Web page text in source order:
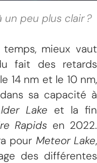
un peu plus clair ?
mieux vaut
fait des retards
14 nm et le 10 nm,
sa capacité à
Lake et la fin
Rapids en 2022.
pour Meteor Lake,
des différentes